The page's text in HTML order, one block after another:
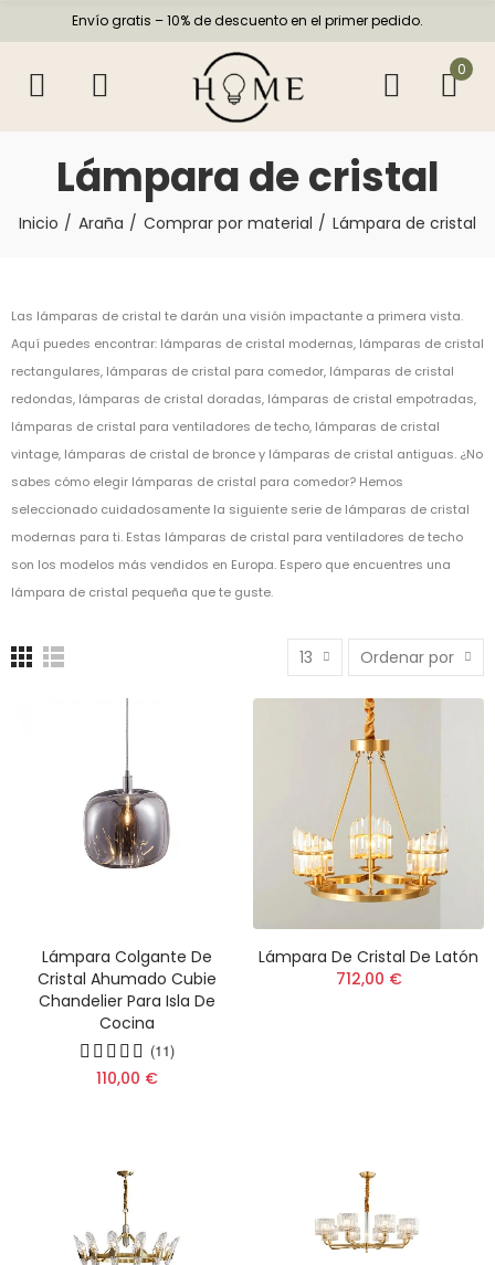
Envío gratis – 10% de descuento en el primer pedido.
0
Lámpara de cristal
Inicio Araña Comprar por material Lámpara de cristal
Las lámparas de cristal te darán una visión impactante a primera vista.
Aquí puedes encontrar: lámparas de cristal modernas, lámparas de cristal
rectangulares, lámparas de cristal para comedor, lámparas de cristal
redondas, lámparas de cristal doradas, lámparas de cristal empotradas,
lámparas de cristal para ventiladores de techo, lámparas de cristal
vintage, lámparas de cristal de bronce y lámparas de cristal antiguas. ¿No
sabes cómo elegir lámparas de cristal para comedor? Hemos
seleccionado cuidadosamente la siguiente serie de lámparas de cristal
modernas para ti. Estas lámparas de cristal para ventiladores de techo
son los modelos más vendidos en Europa. Espero que encuentres una
lámpara de cristal pequeña que te guste.
13 Ordenar por
Lámpara Colgante De
Cristal Ahumado Cubie
Chandelier Para Isla De
Cocina
(11)
110,00 €
Lámpara De Cristal De Latón
712,00 €